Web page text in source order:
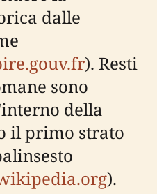
dalle
). Resti
sono
della
il primo strato
).